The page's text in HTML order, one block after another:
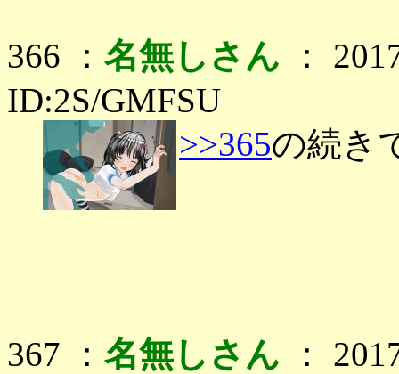
366 ： 名無しさん ：
ID:2S/GMFSU
>>365の続き
367 ： 名無しさん ：